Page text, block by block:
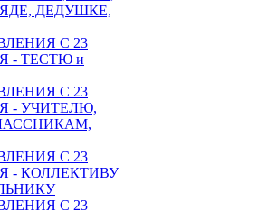
ДЕДУШКЕ,
С 23
- ТЕСТЮ и
С 23
- УЧИТЕЛЮ,
С 23
- КОЛЛЕКТИВУ
С 23